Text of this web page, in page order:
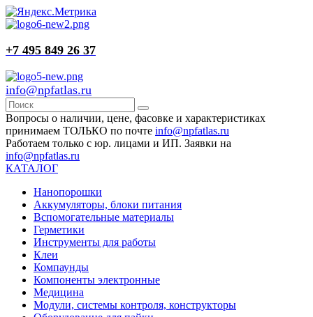
+7 495 849 26 37
info@npfatlas.ru
Вопросы о наличии, цене, фасовке и характеристиках
принимаем ТОЛЬКО по почте info@npfatlas.ru
Работаем только с юр. лицами и ИП. Заявки на
info@npfatlas.ru
КАТАЛОГ
Нанопорошки
Аккумуляторы, блоки питания
Вспомогательные материалы
Герметики
Инструменты для работы
Клеи
Компаунды
Компоненты электронные
Медицина
Модули, системы контроля, конструкторы